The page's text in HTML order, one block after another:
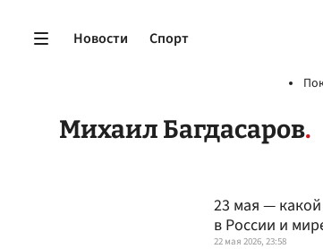
Новости Спорт
Михаил Багдасаров
23 мая —
в России и
22 мая 2026, 23:58